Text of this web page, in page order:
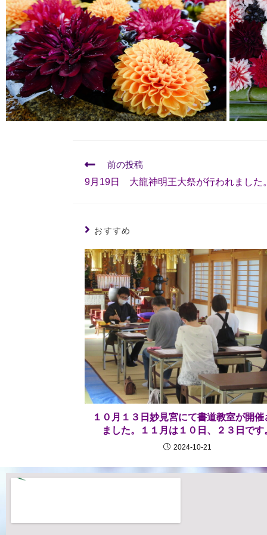
前の投稿
9月19日 大龍神明王大祭が行われました
おすすめ
１０月１３日妙見宮にて書道教室が開催
ました。１１月は１０日、２３日です
2024-10-21